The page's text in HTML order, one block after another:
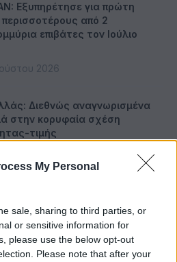
My Personal
sale, sharing to third parties, or
or sensitive information for
please use the below opt-out
Please note that after your
Εξυπηρέτησε για πρώτη
από 2
επιβάτες τον Ιούλιο
2026
Διεθνώς αναγνωρισμένα
στην κορυφαία σχέση
τιμής
2026
2026